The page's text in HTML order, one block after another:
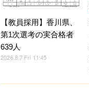
【教員採用】香川県、
第1次選考の実合格者
639人
2026.8.7 Fri 11:45